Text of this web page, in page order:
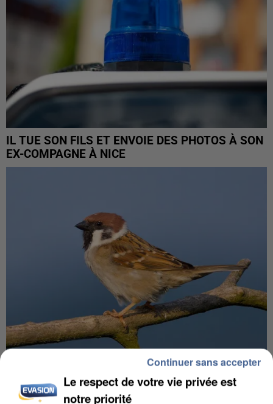
IL TUE SON FILS ET ENVOIE DES PHOTOS À SON
EX-COMPAGNE À NICE
APRÈS TOUTES CES CANICULES, LES REFUGES
DE FAUNE SAUVAGE SONT...
Le respect de votre vie privée est
notre priorité
Continuer sans accepter